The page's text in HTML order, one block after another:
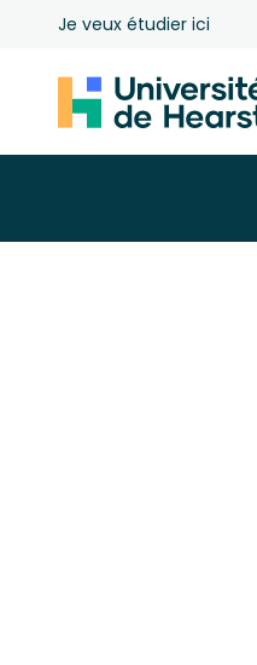
Je veux étudier ici